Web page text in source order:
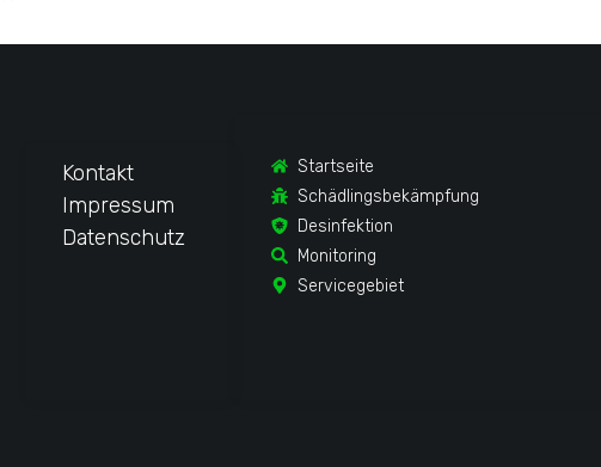
Kontakt
Impressum
Datenschutz
Startseite
Schädlingsbekämpfung
Desinfektion
Monitoring
Servicegebiet